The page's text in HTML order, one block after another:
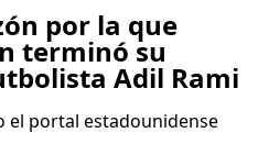
por la que
terminó su
Adil Rami
el portal estadounidense